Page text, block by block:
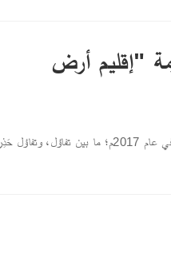
"إقليم أرض
بخلاف التوقعات التي صاحبت تولّي الرئيس الصومالي محمد عبد الله "فرماجو" في عام 2017م؛ ما بين تفاؤل، وتفاؤل حَذِر